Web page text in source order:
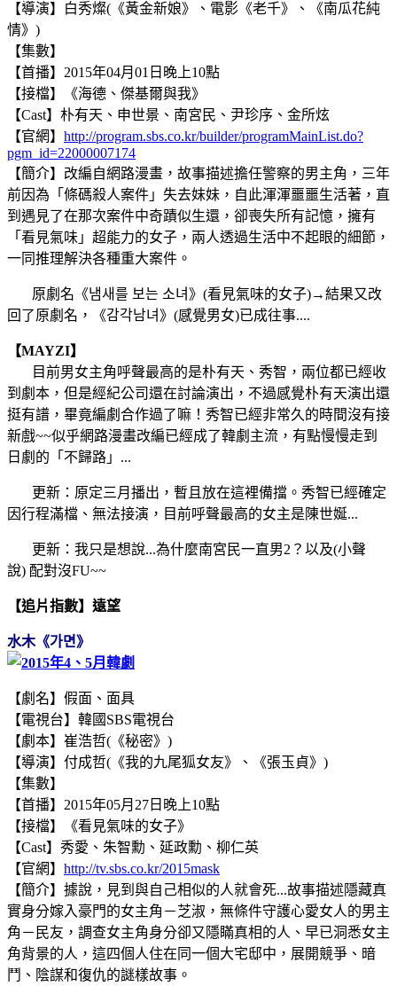
【導演】白秀燦(《黃金新娘》、電影《老千》、《南瓜花純
情》)
【集數】
【首播】2015年04月01日晚上10點
【接檔】《海德、傑基爾與我》
【Cast】朴有天、申世景、南宮民 、 尹珍序、金所炫
【官網】 http://program.sbs.co.kr/builder/programMainList.do?
pgm_id=22000007174
【簡介】改編自網路漫畫，故事描述擔任警察的男主角，三年
前因為「條碼殺人案件」失去妹妹，自此渾渾噩噩生活著，直
到遇見了在那次案件中奇蹟似生還，卻喪失所有記憶，擁有
「看見氣味」超能力的女子，兩人透過生活中不起眼的細節，
一同推理解決各種重大案件。
原劇名《냄새를 보는 소녀》(看見氣味的女子)→結果又改
回了原劇名，《감각남녀》(感覺男女)已成往事....
【MAYZI】
目前男女主角呼聲最高的是朴有天、秀智，兩位都已經收
到劇本，但是經紀公司還在討論演出，不過感覺朴有天演出還
挺有譜，畢竟編劇合作過了嘛！秀智已經非常久的時間沒有接
新戲~~似乎網路漫畫改編已經成了韓劇主流，有點慢慢走到
日劇的「不歸路」...
更新：原定三月播出，暫且放在這裡備擋。 秀智已經確定
因行程滿檔、無法接演，目前呼聲最高的女主是陳世娫...
更新：我只是想說...為什麼南宮民一直男2？以及(小聲
說) 配對沒FU~~
【追片指數】遠望
水木《가면》
【劇名】假面、面具
【電視台】韓國SBS電視台
【劇本】崔浩哲(《秘密》)
【導演】付成哲(《我的九尾狐女友》、《張玉貞》)
【集數】
【首播】2015年05月27日晚上10點
【接檔】《看見氣味的女子》
【Cast】秀愛、朱智勳、延政勳、柳仁英
【官網】 http://tv.sbs.co.kr/2015mask
【簡介】據說，見到與自己相似的人就會死...故事描述隱藏真
實身分嫁入豪門的女主角－芝淑，無條件守護心愛女人的男主
角－民友，調查女主角身分卻又隱瞞真相的人、早已洞悉女主
角背景的人，這四個人住在同一個大宅邸中，展開競爭、暗
鬥、陰謀和復仇的謎樣故事。